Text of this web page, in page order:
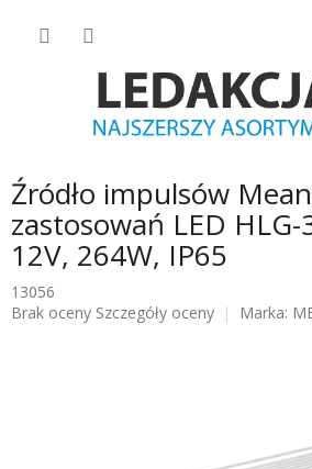
Źródło impulsów
zastosowań LED HLG-
12V, 264W, IP65
13056
Średnia
Brak oceny Szczegóły oceny Marka: